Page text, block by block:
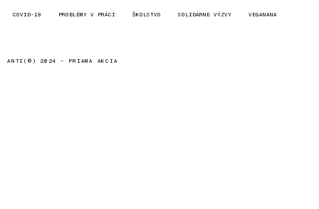
COVID-19 PROBLÉMY V PRÁCI ŠKOLSTVO SOLIDÁRNE VÝZVY VEGANANA
ANTI(©) 2024 - PRIAMA AKCIA